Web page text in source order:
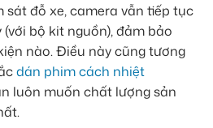
sát đỗ xe, camera vẫn tiếp tục
bộ kit nguồn), đảm bảo
nào. Điều này cũng tương
dán phim cách nhiệt
luôn muốn chất lượng sản